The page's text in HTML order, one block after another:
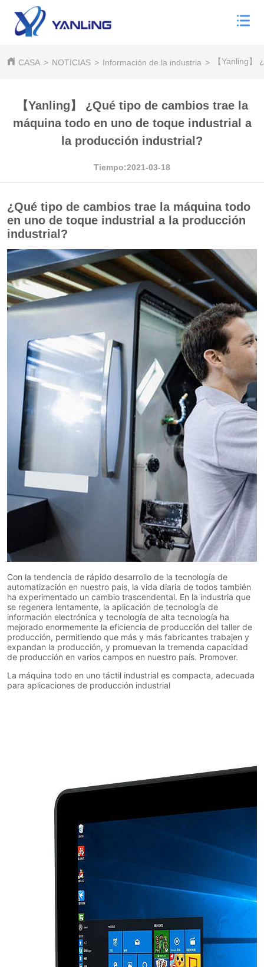
CASA > NOTICIAS > Información de la industria > 【Yanling
【Yanling】 ¿Qué tipo de cambios trae la
máquina todo en uno de toque industrial a
la producción industrial?
Tiempo:2021-03-18